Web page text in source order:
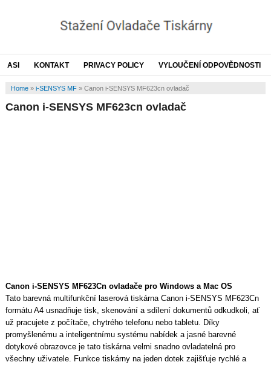
ASI KONTAKT PRIVACY POLICY VYLOUČENÍ ODPOVĚDNOSTI
Home» i-SENSYS MF» Canon i-SENSYS MF623cn ovladač
Canon i-SENSYS MF623cn ovladač
Canon i-SENSYS MF623Cn ovladače pro Windows a Mac OS
Tato barevná multifunkční laserová tiskárna Canon i-SENSYS MF623Cn
formátu A4 usnadňuje tisk, skenování a sdílení dokumentů odkudkoli, ať
už pracujete z počítače, chytrého telefonu nebo tabletu. Díky
promyšlenému a inteligentnímu systému nabídek a jasné barevné
dotykové obrazovce je tato tiskárna velmi snadno ovladatelná pro
všechny uživatele. Funkce tiskárny na jeden dotek zajišťuje rychlé a